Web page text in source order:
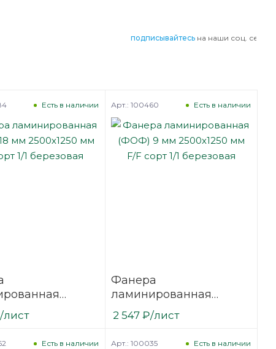
подписывайтесь на наши соц. сети
мм 2500х1250
1/1
Есть в наличии
/лист
Фанера
ламинированная
(ФОФ) 9 мм 2500х1250
мм F/F сорт 1/1
Есть в наличии
Арт.: 100460
2 547₽/лист
Есть в наличии Есть в наличии
Арт.: 100035